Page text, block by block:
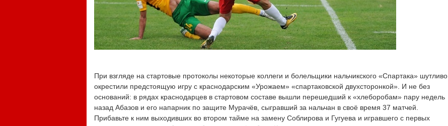
При взгляде на стартовые протоколы некоторые коллеги и болельщики нальчикского «Спартака» шутливо
окрестили предстоящую игру с краснодарским «Урожаем» «спартаковской двухсторонкой». И не без
оснований: в рядах краснодарцев в стартовом составе вышли перешедший к «хлеборобам» пару недель
назад Абазов и его напарник по защите Мурачёв, сыгравший за нальчан в своё время 37 матчей.
Прибавьте к ним выходивших во втором тайме на замену Соблирова и Гугуева и игравшего с первых